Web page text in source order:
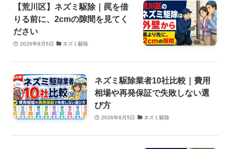
【荒川区】ネズミ駆除｜罠を借
りる前に、2cmの隙間を見てく
ださい
2026年8月5日 ネズミ駆除
ネズミ駆除業者10社比較｜費用
相場や再発保証で失敗しない選
び方
2026年8月5日 ネズミ駆除